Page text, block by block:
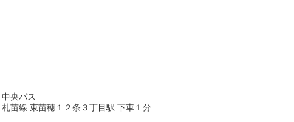
中央バス
札苗線 東苗穂１２条３丁目駅 下車１分